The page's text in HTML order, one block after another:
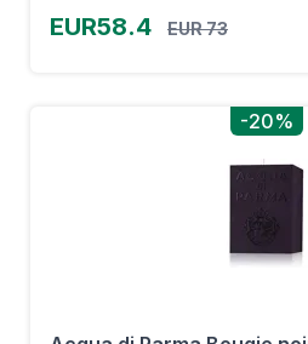
EUR58.4 EUR 73
-20%